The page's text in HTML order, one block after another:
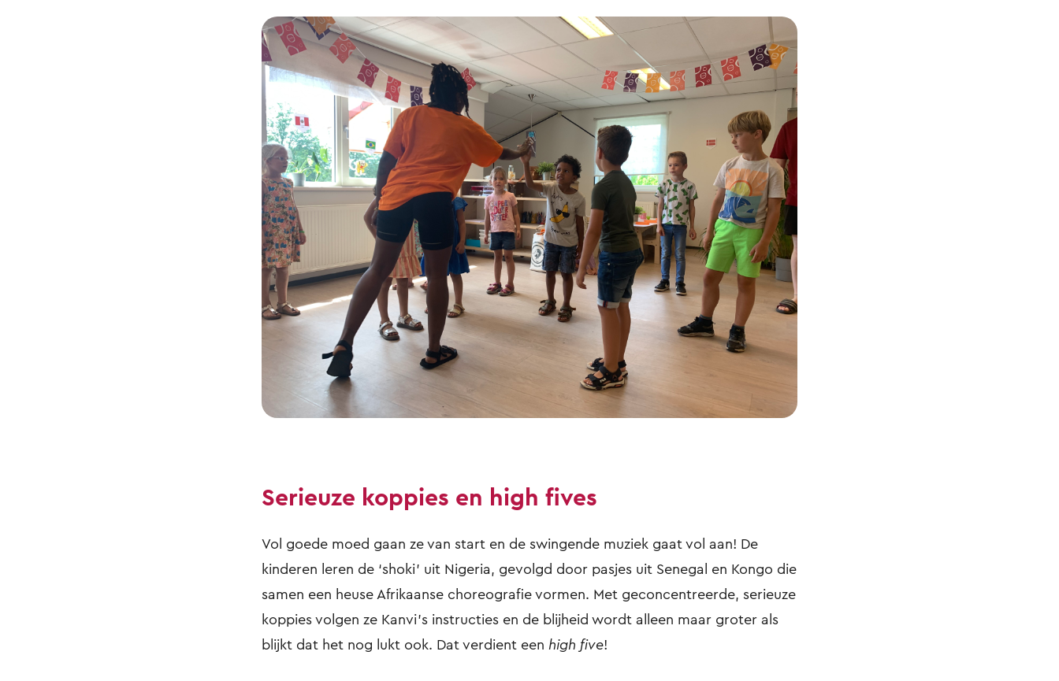
Serieuze koppies en high fives
Vol goede moed gaan ze van start en de swingende muziek gaat vol aan! De
kinderen leren de ‘shoki’ uit Nigeria, gevolgd door pasjes uit Senegal en Kongo die
samen een heuse Afrikaanse choreografie vormen. Met geconcentreerde, serieuze
koppies volgen ze Kanvi’s instructies en de blijheid wordt alleen maar groter als
blijkt dat het nog lukt ook. Dat verdient een high five!